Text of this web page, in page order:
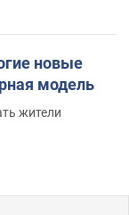
новые
модель
жители